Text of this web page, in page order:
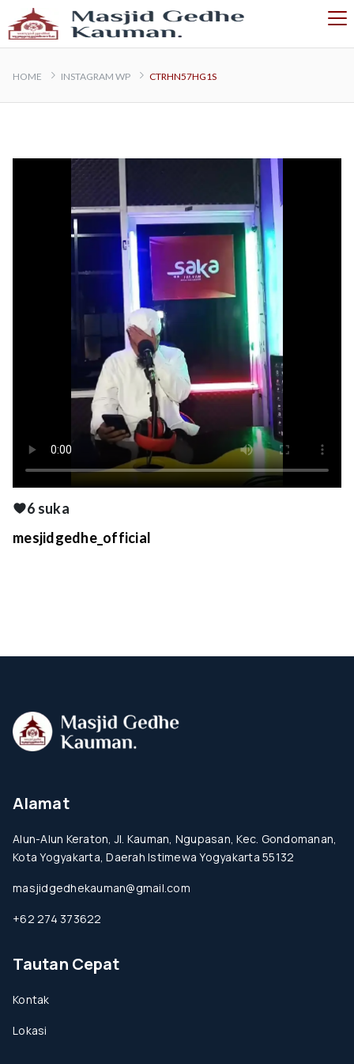
HOME INSTAGRAM WP CTRHN57HG1S
6 suka
mesjidgedhe_official
Alamat
Alun-Alun Keraton, Jl. Kauman, Ngupasan, Kec. Gondomanan,
Kota Yogyakarta, Daerah Istimewa Yogyakarta 55132
masjidgedhekauman@gmail.com
+62 274 373622
Tautan Cepat
Kontak
Lokasi